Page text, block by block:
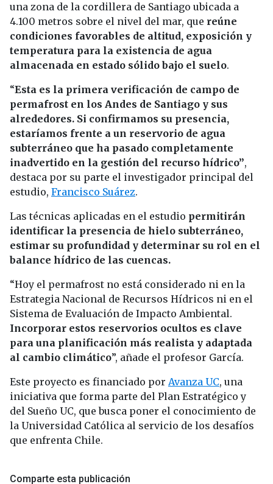
una zona de la cordillera de Santiago ubicada a
4.100 metros sobre el nivel del mar, que reúne
condiciones favorables de altitud, exposición y
temperatura para la existencia de agua
almacenada en estado sólido bajo el suelo.
“Esta es la primera verificación de campo de
permafrost en los Andes de Santiago y sus
alrededores. Si confirmamos su presencia,
estaríamos frente a un reservorio de agua
subterráneo que ha pasado completamente
inadvertido en la gestión del recurso hídrico”,
destaca por su parte el investigador principal del
estudio, Francisco Suárez.
Las técnicas aplicadas en el estudio permitirán
identificar la presencia de hielo subterráneo,
estimar su profundidad y determinar su rol en el
balance hídrico de las cuencas.
“Hoy el permafrost no está considerado ni en la
Estrategia Nacional de Recursos Hídricos ni en el
Sistema de Evaluación de Impacto Ambiental.
Incorporar estos reservorios ocultos es clave
para una planificación más realista y adaptada
al cambio climático”, añade el profesor García.
Este proyecto es financiado por Avanza UC, una
iniciativa que forma parte del Plan Estratégico y
del Sueño UC, que busca poner el conocimiento de
la Universidad Católica al servicio de los desafíos
que enfrenta Chile.
Comparte esta publicación